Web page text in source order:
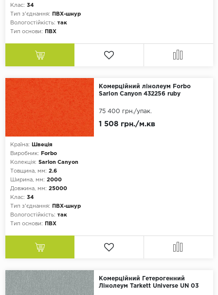
Клас: 34
Тип з'єднання:
ПВХ-шнур
Вологостійкість: так
Тип основи:
ПВХ
Комерційний лінолеум Forbo
Sarlon Canyon 432256 ruby
Країна:
Швеція
Виробник:
Forbo
Колекція: Sarlon Canyon
Товщина, мм: 2.6
Ширина, мм: 2000
Довжина, мм: 25000
Клас: 34
Тип з'єднання:
ПВХ-шнур
Вологостійкість: так
Тип основи:
ПВХ
1 508 грн./м.кв
75 400 грн./упак.
Комерційний Гетерогенний
Лінолеум Tarkett Universe UN 03